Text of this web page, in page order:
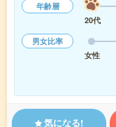
年齢層
20代
男女比率
女性
気になる!